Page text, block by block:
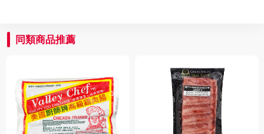
同類商品推薦